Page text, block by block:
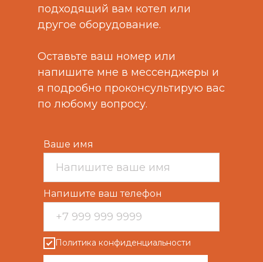
подходящий вам котел или
другое оборудование.
Оставьте ваш номер или
напишите мне в мессенджеры и
я подробно проконсультирую вас
по любому вопросу.
Ваше имя
Напишите ваш телефон
Политика конфиденциальности
ПК КОТЛОМАШ
С нами выгодно